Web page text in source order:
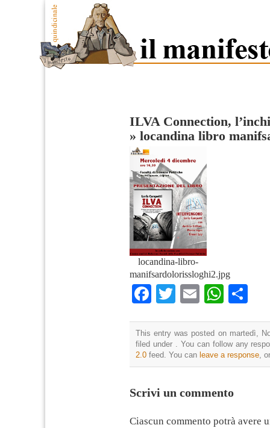
ILVA Connection,
» locandina libro
locandina-libro-
manifsardolorissloghi2.jpg
Facebook
TwitterEmail
This entry was posted on martedì,
filed under . You can follow any
2.0 feed. You can leave a response,
Scrivi un commento
Ciascun commento potrà avere